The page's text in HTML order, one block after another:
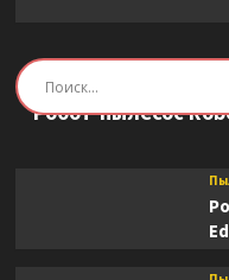
Пылесосы
Робот-пылесос